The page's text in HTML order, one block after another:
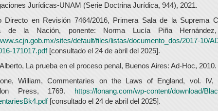
Jurídicas-UNAM (Serie Doctrina Jurídica, 944), 2021.
Directo en Revisión 7464/2016, Primera Sala de la Suprema
de la Nación, ponente: Norma Lucía Piña
sites/default/files/listas/documento_dos/2017-10/
171017.pdf[consultado el 24 de abril del 2025].
La prueba en el proceso penal, Buenos Aires: Ad-Hoc, 2010.
William, Commentaries on the Laws of England, vol. IV,
Press, 1769. https://lonang.com/wp-content/download/
[consultado el 24 de abril del 2025].